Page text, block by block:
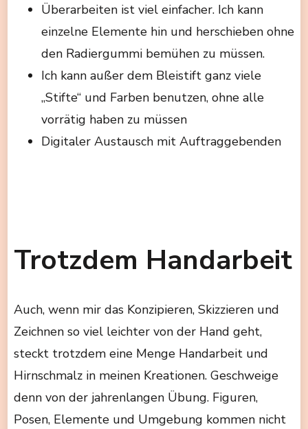
Überarbeiten ist viel einfacher. Ich kann
einzelne Elemente hin und herschieben ohne
den Radiergummi bemühen zu müssen.
Ich kann außer dem Bleistift ganz viele
„Stifte“ und Farben benutzen, ohne alle
vorrätig haben zu müssen
Digitaler Austausch mit Auftraggebenden
Trotzdem Handarbeit
Auch, wenn mir das Konzipieren, Skizzieren und
Zeichnen so viel leichter von der Hand geht,
steckt trotzdem eine Menge Handarbeit und
Hirnschmalz in meinen Kreationen. Geschweige
denn von der jahrenlangen Übung. Figuren,
Posen, Elemente und Umgebung kommen nicht